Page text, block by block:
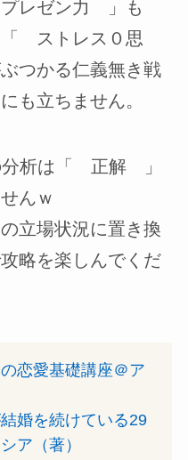
レゼン力 」も
ストレス０思
つかる仁義無き戦
も立ちません。
分析は「 正解 」
んｗ
立場状況に置き換
略を楽しんでくだ
恋愛基礎講座＠ア
婚を続けている29
ア（著）